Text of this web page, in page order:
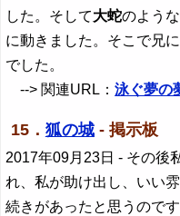
した。そして大蛇のよう
に動きました。そこで兄
でした。
--> 関連URL：泳ぐ夢の
15． 狐の城- 掲示板
2017年09月23日 - その後
れ、私が助け出し、いい
続きがあったと思うので